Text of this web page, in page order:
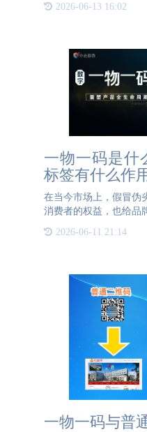
码应运而生，为艺术
2026-06-13 16:02
一物一码是什
标签有什么作
在当今市场上，假冒伪
消费者的权益，也给品
么，一物一码是什么？
2026-06-11 21:14
一物一码与普